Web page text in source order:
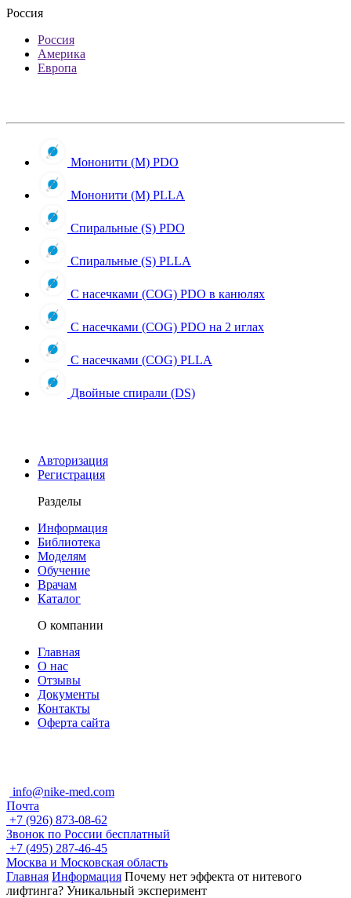
Россия
Россия
Америка
Европа
Мононити (M) PDO
Мононити (M) PLLA
Спиральные (S) PDO
Спиральные (S) PLLA
С насечками (COG) PDO в канюлях
С насечками (COG) PDO на 2 иглах
С насечками (COG) PLLA
Двойные спирали (DS)
Авторизация
Регистрация
Разделы
Информация
Библиотека
Моделям
Обучение
Врачам
Каталог
О компании
Главная
О нас
Отзывы
Документы
Контакты
Оферта сайта
info@nike-med.com
Почта
+7 (926) 873-08-62
Звонок по России бесплатный
+7 (495) 287-46-45
Москва и Московская область
Главная Информация Почему нет эффекта от нитевого
лифтинга? Уникальный эксперимент